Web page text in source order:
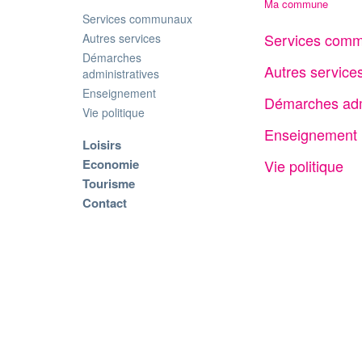
Services communaux
Autres services
Démarches
administratives
Enseignement
Vie politique
Loisirs
Economie
Tourisme
Contact
Ma commune
Services
Autres
Démarches
Enseignement
Vie politique